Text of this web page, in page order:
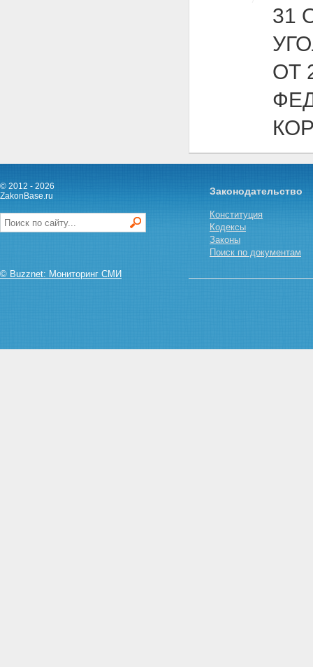
31
ОТ
© 2012 - 2026
ZakonBase.ru
© Buzznet: Мониторинг СМИ
Законодательство
Конституция
Кодексы
Законы
Поиск по документам